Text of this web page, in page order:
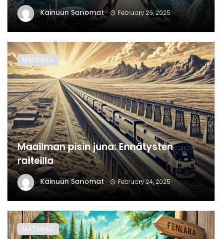
Kainuun Sanomat February 26, 2025
Maailman pisin juna: Ennätysten
raiteilla
Kainuun Sanomat February 24, 2025
MATKAILU
MATKAILU